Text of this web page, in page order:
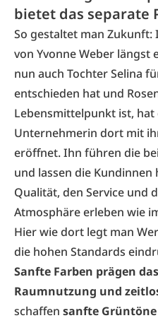
bietet das separate
So gestaltet man Zukunft:
von Yvonne Weber längst
nun auch Tochter Selina
entschieden hat und
Lebensmittelpunkt ist,
Unternehmerin dort mit
eröffnet. Ihn führen die
und lassen die Kundinnen
Qualität, den Service und
Atmosphäre erleben wie
Hier wie dort legt man
die hohen Standards
Sanfte Farben prägen
Raumnutzung und
schaffen sanfte